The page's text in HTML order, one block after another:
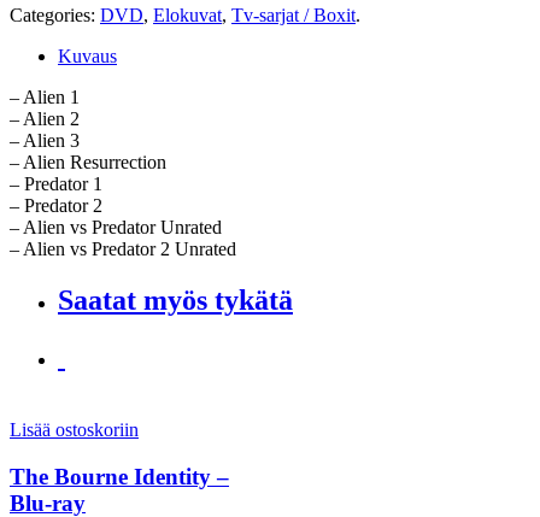
Categories: DVD, Elokuvat, Tv-sarjat / Boxit.
Kuvaus
– Alien 1
– Alien 2
– Alien 3
– Alien Resurrection
– Predator 1
– Predator 2
– Alien vs Predator Unrated
– Alien vs Predator 2 Unrated
Saatat myös tykätä
Lisää ostoskoriin
The Bourne Identity –
Blu-ray